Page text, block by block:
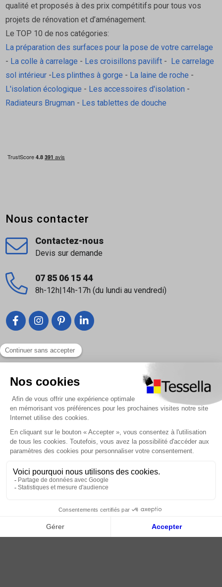
qualité et proposés à des prix compétitifs pour tous vos
projets de rénovation et d’aménagement.
Le TOP 10 de nos catégories:
La préparation des surfaces pour la pose de votre carrelage
- La colle à carrelage - Les croisillons pavilift- Le carrelage
sol intérieur-Les plinthes à gorge - La laine de roche -
L'isolation écologique - Les accessoires d'isolation -
Radiateurs Brugman - Les tablettes de douche
Liens utiles
Nous contacter
À propos
Paiement sécurisé
Livraison | Retour client
Nos tutos
Connexion / Inscription
Nous contacter
Contactez-nous
Devis sur demande
07 85 06 15 44
8h-12h|14h-17h (du lundi au vendredi)
2018 - 2026 © Tessella, Tous droits réservés